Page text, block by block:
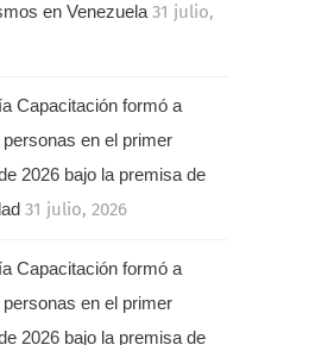
en Venezuela 31 julio,
Capacitación formó a
en el primer
2026 bajo la premisa de
31 julio, 2026
Capacitación formó a
en el primer
2026 bajo la premisa de